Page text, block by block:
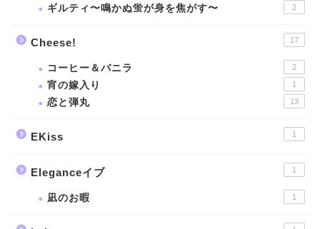
ギルティ〜鳴かぬ蛍が身を焦がす〜 2
Cheese! 17
コーヒー＆バニラ 2
宵の嫁入り 1
恋と弾丸 13
EKiss 1
Eleganceイブ 1
凪のお暇 1